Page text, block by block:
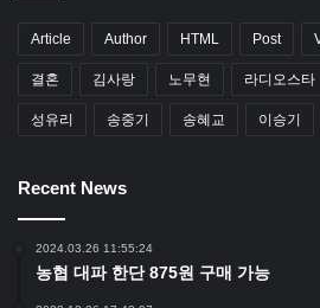
Article Author HTML Post
결혼 김사랑 노무현 라디오스타
성유리 송중기 송혜교 이승기
Recent News
2024.03.26 11:55:24
농협 대파 한단 875원 구매 가능